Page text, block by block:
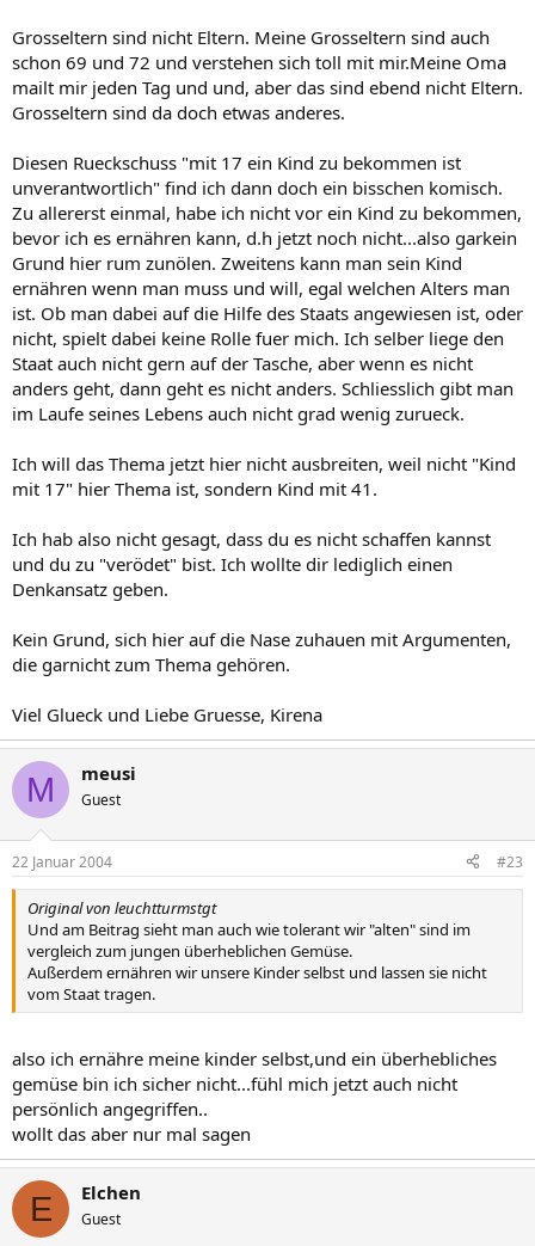
Grosseltern sind nicht Eltern. Meine Grosseltern sind auch
schon 69 und 72 und verstehen sich toll mit mir.Meine Oma
mailt mir jeden Tag und und, aber das sind ebend nicht Eltern.
Grosseltern sind da doch etwas anderes.
Diesen Rueckschuss "mit 17 ein Kind zu bekommen ist
unverantwortlich" find ich dann doch ein bisschen komisch.
Zu allererst einmal, habe ich nicht vor ein Kind zu bekommen,
bevor ich es ernähren kann, d.h jetzt noch nicht...also garkein
Grund hier rum zunölen. Zweitens kann man sein Kind
ernähren wenn man muss und will, egal welchen Alters man
ist. Ob man dabei auf die Hilfe des Staats angewiesen ist, oder
nicht, spielt dabei keine Rolle fuer mich. Ich selber liege den
Staat auch nicht gern auf der Tasche, aber wenn es nicht
anders geht, dann geht es nicht anders. Schliesslich gibt man
im Laufe seines Lebens auch nicht grad wenig zurueck.
Ich will das Thema jetzt hier nicht ausbreiten, weil nicht "Kind
mit 17" hier Thema ist, sondern Kind mit 41.
Ich hab also nicht gesagt, dass du es nicht schaffen kannst
und du zu "verödet" bist. Ich wollte dir lediglich einen
Denkansatz geben.
Kein Grund, sich hier auf die Nase zuhauen mit Argumenten,
die garnicht zum Thema gehören.
Viel Glueck und Liebe Gruesse, Kirena
M meusi
Guest
22 Januar 2004 #23
Original von leuchtturmstgt
Und am Beitrag sieht man auch wie tolerant wir "alten" sind im
vergleich zum jungen überheblichen Gemüse.
Außerdem ernähren wir unsere Kinder selbst und lassen sie nicht
vom Staat tragen.
also ich ernähre meine kinder selbst,und ein überhebliches
gemüse bin ich sicher nicht...fühl mich jetzt auch nicht
persönlich angegriffen..
wollt das aber nur mal sagen
E Elchen
Guest